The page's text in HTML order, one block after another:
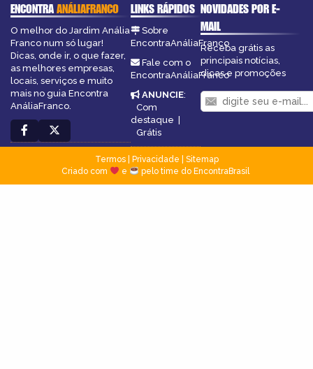
ENCONTRAANÁLIAFRANCO
O melhor do Jardim Anália
Franco num só lugar!
Dicas, onde ir, o que fazer,
as melhores empresas,
locais, serviços e muito
mais no guia Encontra
AnáliaFranco.
LINKS RÁPIDOS
Sobre
EncontraAnáliaFranco
Fale com o
EncontraAnáliaFranco
ANUNCIE:
Com
destaque
Grátis
NOVIDADES POR E-
MAIL
Receba grátis as
principais notícias,
dicas e promoções
Termos| Privacidade
Sitemap
Criado com
e pelo time do EncontraBrasil